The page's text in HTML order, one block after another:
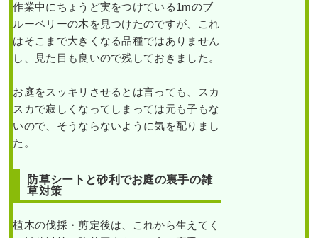
作業中にちょうど実をつけている1mのブ
ルーベリーの木を見つけたのですが、これ
はそこまで大きくなる品種ではありません
し、見た目も良いので残しておきました。
お庭をスッキリさせるとは言っても、スカ
スカで寂しくなってしまっては元も子もな
いので、そうならないように気を配りまし
た。
防草シートと砂利でお庭の裏手の雑
草対策
植木の伐採・剪定後は、これから生えてく